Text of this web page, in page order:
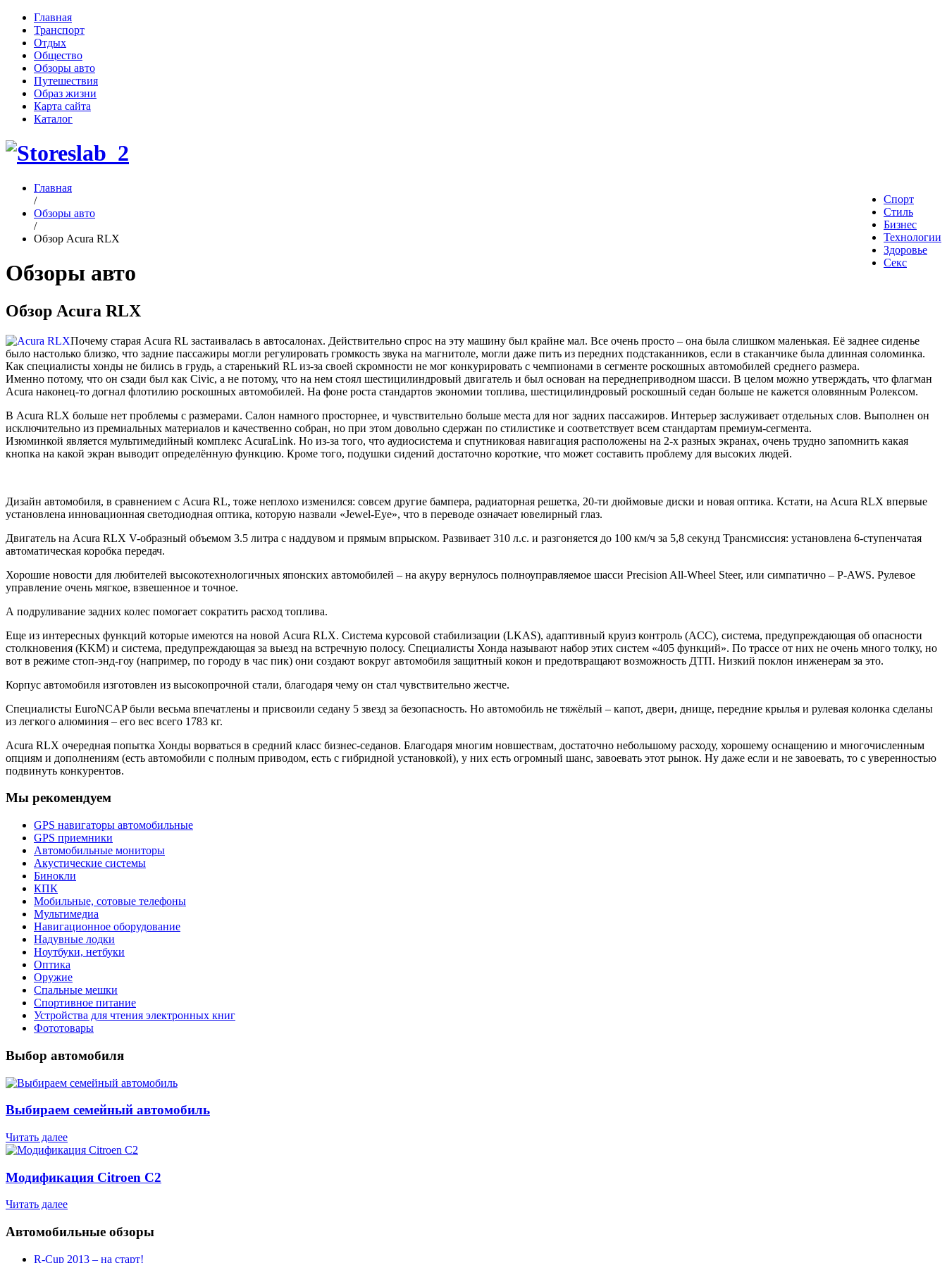
Главная
Транспорт
Отдых
Общество
Обзоры авто
Путешествия
Образ жизни
Карта сайта
Каталог
Спорт
Стиль
Бизнес
Технологии
Здоровье
Секс
Главная
/
Обзоры авто
/
Обзор Acura RLX
Обзоры авто
Обзор Acura RLX
Почему старая Acura RL застаивалась в автосалонах. Действительно спрос на эту машину был крайне мал. Все очень просто – она была слишком маленькая. Её заднее сиденье
было настолько близко, что задние пассажиры могли регулировать громкость звука на магнитоле, могли даже пить из передних подстаканников, если в стаканчике была длинная соломинка.
Как специалисты хонды не бились в грудь, а старенький RL из-за своей скромности не мог конкурировать с чемпионами в сегменте роскошных автомобилей среднего размера.
Именно потому, что он сзади был как Civic, а не потому, что на нем стоял шестицилиндровый двигатель и был основан на переднеприводном шасси. В целом можно утверждать, что флагман
Acura наконец-то догнал флотилию роскошных автомобилей. На фоне роста стандартов экономии топлива, шестицилиндровый роскошный седан больше не кажется оловянным Ролексом.
В Acura RLX больше нет проблемы с размерами. Салон намного просторнее, и чувствительно больше места для ног задних пассажиров. Интерьер заслуживает отдельных слов. Выполнен он
исключительно из премиальных материалов и качественно собран, но при этом довольно сдержан по стилистике и соответствует всем стандартам премиум-сегмента.
Изюминкой является мультимедийный комплекс AcuraLink. Но из-за того, что аудиосистема и спутниковая навигация расположены на 2-х разных экранах, очень трудно запомнить какая
кнопка на какой экран выводит определённую функцию. Кроме того, подушки сидений достаточно короткие, что может составить проблему для высоких людей.
Дизайн автомобиля, в сравнением с Acura RL, тоже неплохо изменился: совсем другие бампера, радиаторная решетка, 20-ти дюймовые диски и новая оптика. Кстати, на Acura RLX впервые
установлена инновационная светодиодная оптика, которую назвали «Jewel-Eye», что в переводе означает ювелирный глаз.
Двигатель на Acura RLX V-образный объемом 3.5 литра с наддувом и прямым впрыском. Развивает 310 л.с. и разгоняется до 100 км/ч за 5,8 секунд Трансмиссия: установлена 6-ступенчатая
автоматическая коробка передач.
Хорошие новости для любителей высокотехнологичных японских автомобилей – на акуру вернулось полноуправляемое шасси Precision All-Wheel Steer, или симпатично – P-AWS. Рулевое
управление очень мягкое, взвешенное и точное.
А подруливание задних колес помогает сократить расход топлива.
Еще из интересных функций которые имеются на новой Acura RLX. Система курсовой стабилизации (LKAS), адаптивный круиз контроль (ACC), система, предупреждающая об опасности
столкновения (KKM) и система, предупреждающая за выезд на встречную полосу. Специалисты Хонда называют набор этих систем «405 функций». По трассе от них не очень много толку, но
вот в режиме стоп-энд-гоу (например, по городу в час пик) они создают вокруг автомобиля защитный кокон и предотвращают возможность ДТП. Низкий поклон инженерам за это.
Корпус автомобиля изготовлен из высокопрочной стали, благодаря чему он стал чувствительно жестче.
Специалисты EuroNCAP были весьма впечатлены и присвоили седану 5 звезд за безопасность. Но автомобиль не тяжёлый – капот, двери, днище, передние крылья и рулевая колонка сделаны
из легкого алюминия – его вес всего 1783 кг.
Acura RLX очередная попытка Хонды ворваться в средний класс бизнес-седанов. Благодаря многим новшествам, достаточно небольшому расходу, хорошему оснащению и многочисленным
опциям и дополнениям (есть автомобили с полным приводом, есть с гибридной установкой), у них есть огромный шанс, завоевать этот рынок. Ну даже если и не завоевать, то с уверенностью
подвинуть конкурентов.
Мы рекомендуем
GPS навигаторы автомобильные
GPS приемники
Автомобильные мониторы
Акустические системы
Бинокли
КПК
Мобильные, сотовые телефоны
Мультимедиа
Навигационное оборудование
Надувные лодки
Ноутбуки, нетбуки
Оптика
Оружие
Спальные мешки
Спортивное питание
Устройства для чтения электронных книг
Фототовары
Выбор автомобиля
Выбираем семейный автомобиль
Читать далее
Модификация Citroen С2
Читать далее
Автомобильные обзоры
R-Cup 2013 – на старт!